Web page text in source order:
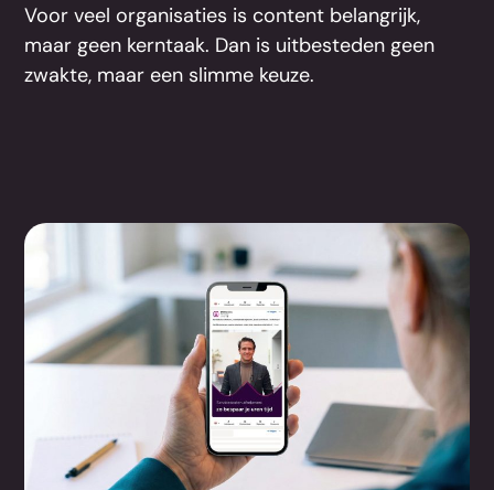
Voor veel organisaties is content belangrijk,
maar geen kerntaak. Dan is uitbesteden geen
zwakte, maar een slimme keuze.